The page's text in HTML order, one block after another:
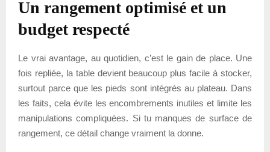
Un rangement optimisé et un
budget respecté
Le vrai avantage, au quotidien, c’est le gain de place. Une
fois repliée, la table devient beaucoup plus facile à stocker,
surtout parce que les pieds sont intégrés au plateau. Dans
les faits, cela évite les encombrements inutiles et limite les
manipulations compliquées. Si tu manques de surface de
rangement, ce détail change vraiment la donne.